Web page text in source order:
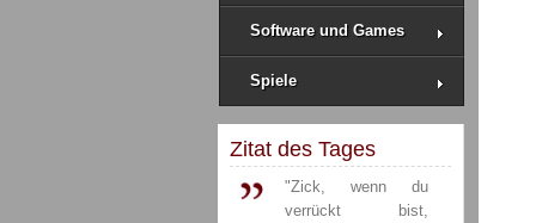
Software und Games
Spiele
Zitat des Tages
"Zick, wenn du
verrückt bist,